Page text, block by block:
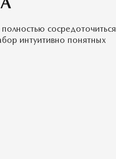
сосредоточиться
интуитивно понятных